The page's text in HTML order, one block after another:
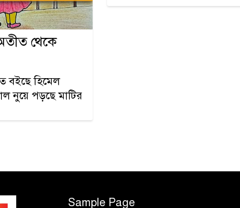
থেকে
বইছে হিমেল
নুয়ে পড়ছে মাটির
Sample Page